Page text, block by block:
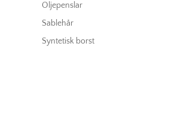
Oljepenslar
Sablehår
Syntetisk borst